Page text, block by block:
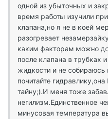
одной из убыточных и
время работы изучили
клапана,но я не в коей
разогревает
каким факторам можно
после клапана в трубках
жидкости и не собираюсь
почитайте
тайну;).И меня тоже
негилизм.Единственное
минусовая температура